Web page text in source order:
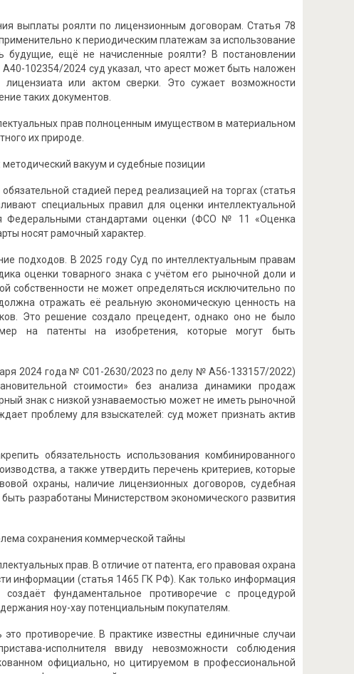
выплаты роялти по лицензионным договорам. Статья 78
к периодическим платежам за использование
будущие, ещё не начисленные роялти? В постановлении
102354/2024 суд указал, что арест может быть наложен
или актом сверки. Это сужает возможности
таких документов.
прав полноценным имуществом в материальном
их природе.
вакуум и судебные позиции
стадией перед реализацией на торгах (статья
специальных правил для оценки интеллектуальной
Федеральными стандартами оценки (ФСО № 11 «Оценка
носят рамочный характер.
подходов. В 2025 году Суд по интеллектуальным правам
оценки товарного знака с учётом его рыночной доли и
собственности не может определяться исключительно по
отражать её реальную экономическую ценность на
Это решение создало прецедент, однако оно не было
на патенты на изобретения, которые могут быть
2024 года № С01-2630/2023 по делу № А56-133157/2022)
стоимости» без анализа динамики продаж
знак с низкой узнаваемостью может не иметь рыночной
проблему для взыскателей: суд может признать актив
обязательность использования комбинированного
а также утвердить перечень критериев, которые
охраны, наличие лицензионных договоров, судебная
разработаны Министерством экономического развития
сохранения коммерческой тайны
прав. В отличие от патента, его правовая охрана
информации (статья 1465 ГК РФ). Как только информация
фундаментальное противоречие с процедурой
ноу-хау потенциальным покупателям.
противоречие. В практике известны единичные случаи
исполнителя ввиду невозможности соблюдения
официально, но цитируемом в профессиональной